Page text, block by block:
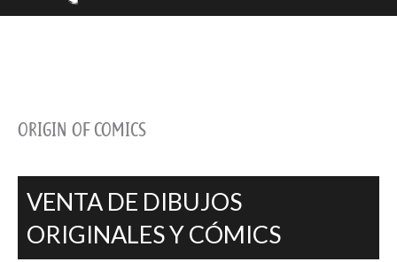
ORIGIN OF COMICS
VENTA DE DIBUJOS
ORIGINALES Y CÓMICS